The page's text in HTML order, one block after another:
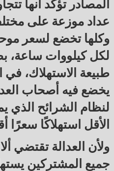
المصادر تؤكد أنها
عداد موزعة على
لكل كيلووات ساعة،
طبيعة الاستهلاك،
يخضع فيه أصحاب
لنظام الشرائح الذي
الأقل استهلاكًا سعرًا
ولأن العدالة تقتضي
جميع المشتركين